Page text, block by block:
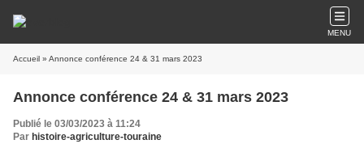
MENU
Accueil » Annonce conférence 24 & 31 mars 2023
Annonce conférence 24 & 31 mars 2023
Publié le 03/03/2023 à 11:24
Par histoire-agriculture-touraine